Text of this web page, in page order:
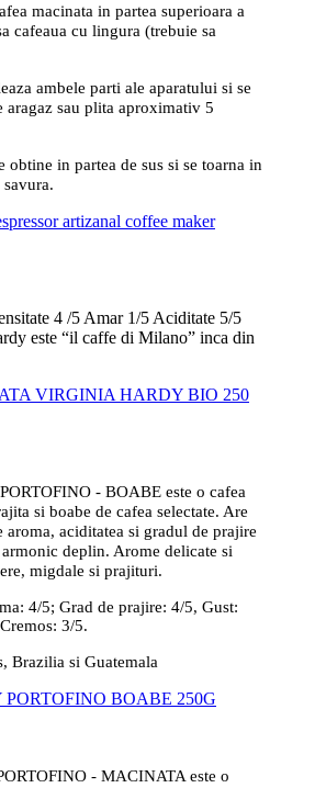
macinata in partea superioara a
cafeaua cu lingura (trebuie sa
ambele parti ale aparatului si se
aragaz sau plita aproximativ 5
obtine in partea de sus si se toarna in
savura.
artizanal coffee maker
4 /5 Amar 1/5 Aciditate 5/5
este “il caffe di Milano” inca din
VIRGINIA HARDY BIO 250
- BOABE este o cafea
si boabe de cafea selectate. Are
aroma, aciditatea si gradul de prajire
deplin. Arome delicate si
migdale si prajituri.
4/5; Grad de prajire: 4/5, Gust:
3/5.
Brazilia si Guatemala
BOABE 250G
- MACINATA este o